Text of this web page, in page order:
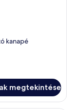
kanapé
megtekintése